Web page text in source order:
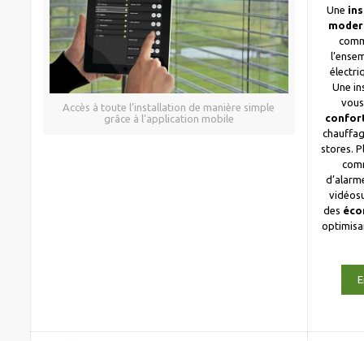
Accès à toute l’installation de manière simple
grâce à l’application mobile
Une
Une
stores.
des